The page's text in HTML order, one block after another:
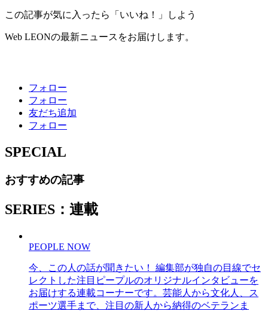
この記事が気に入ったら「いいね！」しよう
Web LEONの最新ニュースをお届けします。
フォロー
フォロー
友だち追加
フォロー
SPECIAL
おすすめの記事
SERIES：連載
PEOPLE NOW
今、この人の話が聞きたい！ 編集部が独自の目線でセ
レクトした注目ピープルのオリジナルインタビューを
お届けする連載コーナーです。芸能人から文化人、ス
ポーツ選手まで、注目の新人から納得のベテランま